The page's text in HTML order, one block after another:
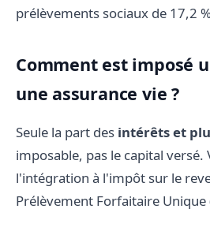
prélèvements sociaux de 17,2
Comment est imposé
une assurance vie ?
Seule la part des intérêts et
imposable, pas le capital versé.
l'intégration à l'impôt sur le
Prélèvement Forfaitaire Unique